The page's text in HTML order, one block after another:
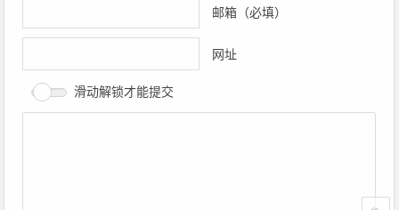
邮箱（必填）
网址
滑动解锁才能提交